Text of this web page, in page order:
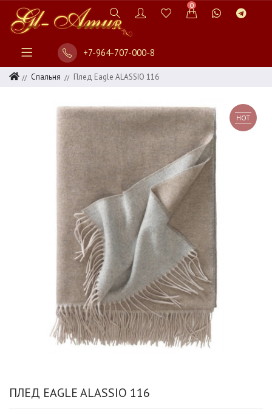
0
+7-964-707-000-8
Спальня Плед Eagle ALASSIO 116
HOT
ПЛЕД EAGLE ALASSIO 116